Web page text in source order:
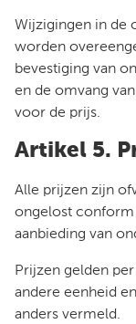
Wijzigingen in de
worden
bevestiging van
en de omvang
voor de prijs.
Artikel 5.
Alle prijzen zijn
ongelost conform
aanbieding van
Prijzen gelden
andere eenheid
anders vermeld.